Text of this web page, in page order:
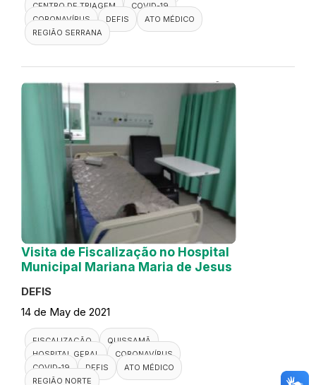
CENTRO DE TRIAGEM
COVID-19
CORONAVÍRUS
DEFIS
ATO MÉDICO
REGIÃO SERRANA
Visita de Fiscalização no Hospital
Municipal Mariana Maria de Jesus
DEFIS
14 de May de 2021
FISCALIZAÇÃO
QUISSAMÃ
HOSPITAL GERAL
CORONAVÍRUS
COVID-19
DEFIS
ATO MÉDICO
REGIÃO NORTE